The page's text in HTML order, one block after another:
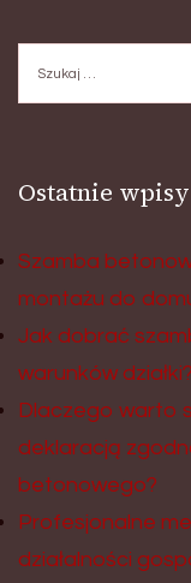
Ostatnie wpisy
Szamba
montażu do
Jak dobrać
warunków
Dlaczego warto
deklaracją
betonowego?
Profesjonalne
działalności